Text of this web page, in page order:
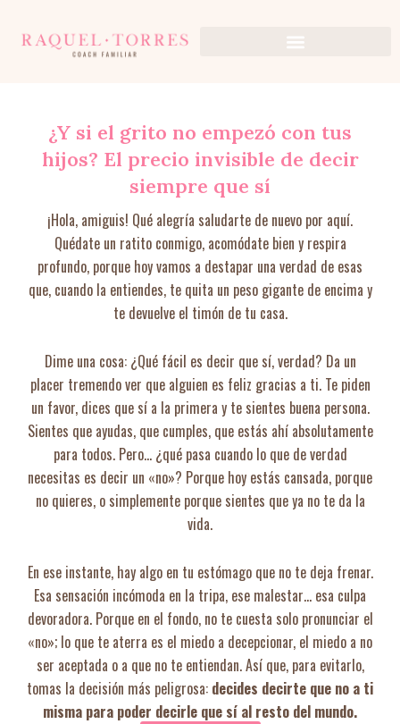
contenido
¿Y si el grito no empezó con tus
hijos? El precio invisible de decir
siempre que sí
¡Hola, amiguis! Qué alegría saludarte de nuevo por aquí.
Quédate un ratito conmigo, acomódate bien y respira
profundo, porque hoy vamos a destapar una verdad de esas
que, cuando la entiendes, te quita un peso gigante de encima y
te devuelve el timón de tu casa.
Dime una cosa: ¿Qué fácil es decir que sí, verdad? Da un
placer tremendo ver que alguien es feliz gracias a ti. Te piden
un favor, dices que sí a la primera y te sientes buena persona.
Sientes que ayudas, que cumples, que estás ahí absolutamente
para todos. Pero… ¿qué pasa cuando lo que de verdad
necesitas es decir un «no»? Porque hoy estás cansada, porque
no quieres, o simplemente porque sientes que ya no te da la
vida.
En ese instante, hay algo en tu estómago que no te deja frenar.
Esa sensación incómoda en la tripa, ese malestar… esa culpa
devoradora. Porque en el fondo, no te cuesta solo pronunciar el
«no»; lo que te aterra es el miedo a decepcionar, el miedo a no
ser aceptada o a que no te entiendan. Así que, para evitarlo,
tomas la decisión más peligrosa: decides decirte que no a ti
misma para poder decirle que sí al resto del mundo.